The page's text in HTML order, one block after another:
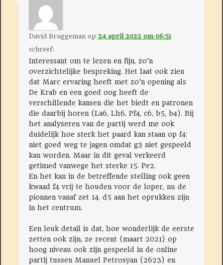
David Bruggeman op 24 april 2022 om 06:51
schreef:
Interessant om te lezen en fijn, zo’n
overzichtelijke bespreking. Het laat ook zien
dat Marc ervaring heeft met zo’n opening als
De Krab en een goed oog heeft de
verschillende kansen die het biedt en patronen
die daarbij horen (La6, Lh6, Pf4, c6, b5, b4). Bij
het analyseren van de partij werd me ook
duidelijk hoe sterk het paard kan staan op f4:
niet goed weg te jagen omdat g3 niet gespeeld
kan worden. Maar in dit geval verkeerd
getimed vanwege het sterke 15. Pe2.
En het kan in de betreffende stelling ook geen
kwaad f4 vrij te houden voor de loper, nu de
pionnen vanaf zet 14. d5 aan het oprukken zijn
in het centrum.
Een leuk detail is dat, hoe wonderlijk de eerste
zetten ook zijn, ze recent (maart 2021) op
hoog niveau ook zijn gespeeld in de online
partij tussen Manuel Petrosyan (2623) en